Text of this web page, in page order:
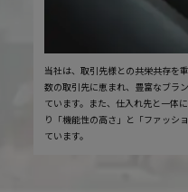
当社は、取引先様との共栄共存を
数の取引先に恵まれ、豊富なブラ
ています。また、仕入れ先と一体
り「機能性の高さ」と「ファッシ
ています。